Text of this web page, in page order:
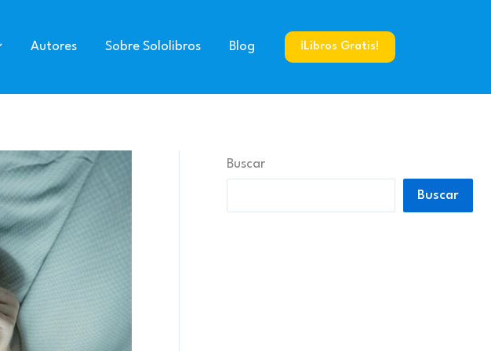
Autores Sobre Sololibros Blog ¡Libros Gratis!
Buscar
Buscar